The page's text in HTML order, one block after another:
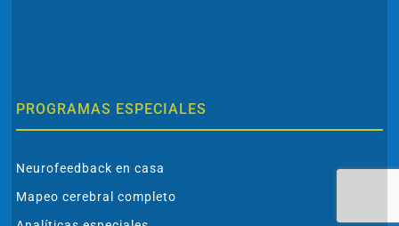
PROGRAMAS ESPECIALES
Neurofeedback en casa
Mapeo cerebral completo